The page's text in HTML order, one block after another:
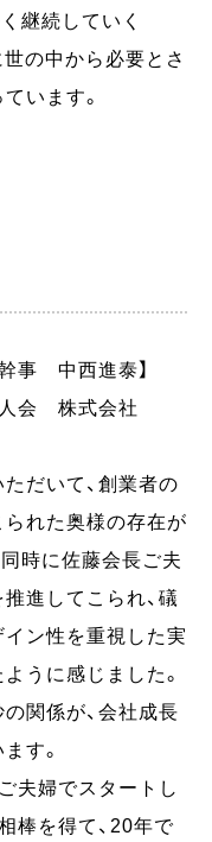
継続していく
の中から必要とさ
います。
事 中西進泰】
会 株式会社
だいて、創業者の
れた奥様の存在が
時に佐藤会長ご夫
進してこられ、礒
ン性を重視した実
うに感じました。
関係が、会社成長
す。
夫婦でスタートし
棒を得て、20年で